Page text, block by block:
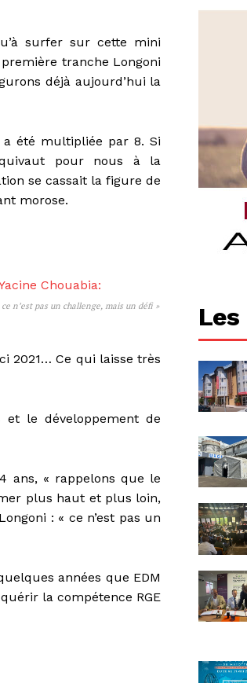
surfer sur cette mini
tranche Longoni
déjà aujourd’hui la
a été multipliée par 8. Si
pour nous à la
se cassait la figure de
morose.
ce n’est pas un challenge, mais un défi »
2021… Ce qui laisse très
et le développement de
ans, « rappelons que le
plus haut et plus loin,
: « ce n’est pas un
années que EDM
la compétence RGE